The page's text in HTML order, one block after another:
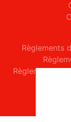
Règlements
Règlements